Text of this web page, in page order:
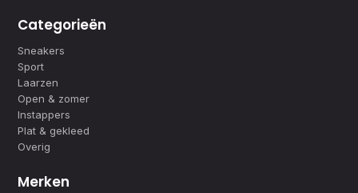
Categorieën
Sneakers
Sport
Laarzen
Open & zomer
Instappers
Plat & gekleed
Overig
Merken